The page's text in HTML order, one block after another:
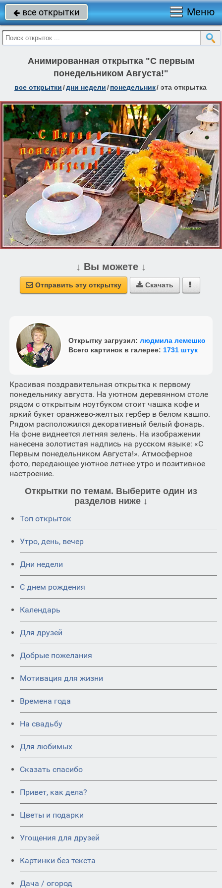
 все открытки Меню
Анимированная открытка "С первым
понедельником Августа!"
все открытки/дни недели/понедельник/ эта открытка
↓ Вы можете ↓
 Отправить эту открытку  Скачать 
Открытку загрузил: людмила лемешко
Всего картинок в галерее: 1731 штук
Красивая поздравительная открытка к первому
понедельнику августа. На уютном деревянном столе
рядом с открытым ноутбуком стоит чашка кофе и
яркий букет оранжево-желтых гербер в белом кашпо.
Рядом расположился декоративный белый фонарь.
На фоне виднеется летняя зелень. На изображении
нанесена золотистая надпись на русском языке: «С
Первым понедельником Августа!». Атмосферное
фото, передающее уютное летнее утро и позитивное
настроение.
Открытки по темам. Выберите один из
разделов ниже ↓
Топ открыток
Утро, день, вечер
Дни недели
C днем рождения
Календарь
Для друзей
Добрые пожелания
Мотивация для жизни
Времена года
На свадьбу
Для любимых
Сказать спасибо
Привет, как дела?
Цветы и подарки
Угощения для друзей
Картинки без текста
Дача / огород